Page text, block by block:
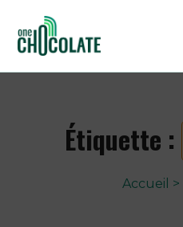
Étiquette :
Accueil >